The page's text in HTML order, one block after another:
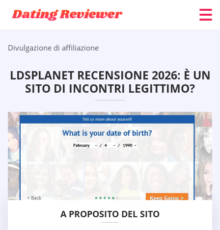
Divulgazione di affiliazione
LDSPLANET RECENSIONE 2026: È UN
SITO DI INCONTRI LEGITTIMO?
A PROPOSITO DEL SITO